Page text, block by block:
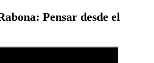
Pensar desde el